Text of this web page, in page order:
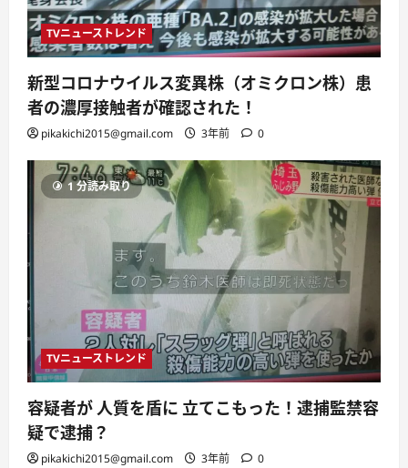
TVニューストレンド
新型コロナウイルス変異株（オミクロン株）患
者の濃厚接触者が確認された！
pikakichi2015@gmail.com 3年前 0
1 分読み取り
TVニューストレンド
容疑者が 人質を盾に 立てこもった！逮捕監禁容
疑で逮捕？
pikakichi2015@gmail.com 3年前 0